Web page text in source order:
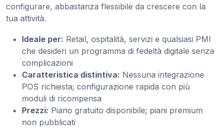
configurare, abbastanza flessibile da crescere con la
tua attività.
Ideale per: Retail, ospitalità, servizi e qualsiasi PMI
che desideri un programma di fedeltà digitale senza
complicazioni
Caratteristica distintiva: Nessuna integrazione
POS richiesta; configurazione rapida con più
moduli di ricompensa
Prezzi: Piano gratuito disponibile; piani premium
non pubblicati